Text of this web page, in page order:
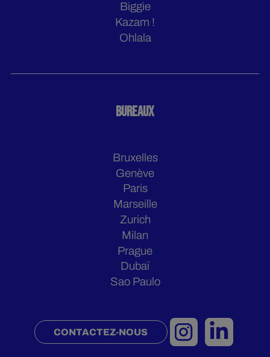
Biggie
Kazam !
Ohlala
BUREAUX
Bruxelles
Genève
Paris
Marseille
Zurich
Milan
Prague
Dubaï
Sao Paulo
CONTACTEZ-NOUS